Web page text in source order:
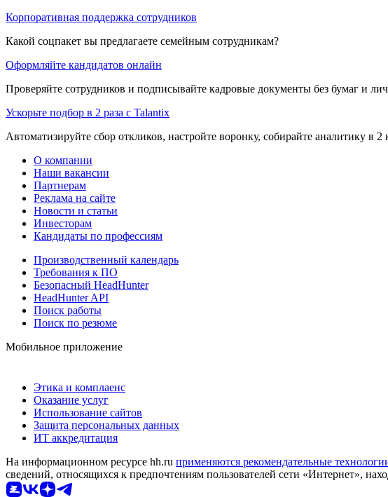
Корпоративная поддержка сотрудников
Какой соцпакет вы предлагаете семейным сотрудникам?
Оформляйте кандидатов онлайн
Проверяйте сотрудников и подписывайте кадровые документы без бумаг и
Ускорьте подбор в 2 раза с Talantix
Автоматизируйте сбор откликов, настройте воронку, собирайте аналитику в 2
О компании
Наши вакансии
Партнерам
Реклама на сайте
Новости и статьи
Инвесторам
Кандидаты по профессиям
Производственный календарь
Требования к ПО
Безопасный HeadHunter
HeadHunter API
Поиск работы
Поиск по резюме
Мобильное приложение
Этика и комплаенс
Оказание услуг
Использование сайтов
Защита персональных данных
ИТ аккредитация
На информационном ресурсе hh.ru применяются рекомендательные
сведений, относящихся к предпочтениям пользователей сети «Интернет»,